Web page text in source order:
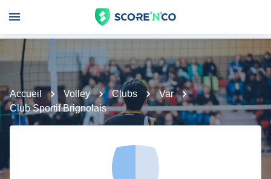
Accueil Volley Clubs
Var
Club Sportif Brignolais